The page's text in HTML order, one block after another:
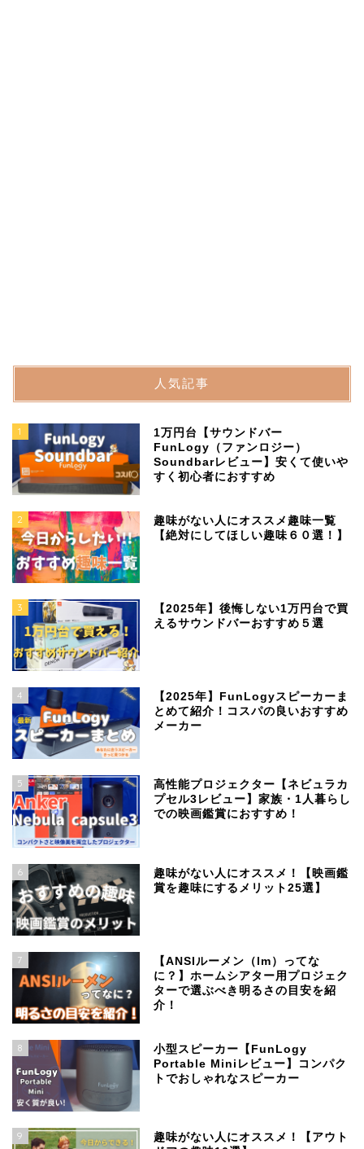
人気記事
1
1万円台【サウンドバー
FunLogy（ファンロジー）
Soundbarレビュー】安くて使いや
すく初心者におすすめ
2
趣味がない人にオススメ趣味一覧
【絶対にしてほしい趣味６０選！】
3
【2025年】後悔しない1万円台で買
えるサウンドバーおすすめ５選
4
【2025年】FunLogyスピーカーま
とめて紹介！コスパの良いおすすめ
メーカー
5
高性能プロジェクター【ネビュラカ
プセル3レビュー】家族・1人暮らし
での映画鑑賞におすすめ！
6
趣味がない人にオススメ！【映画鑑
賞を趣味にするメリット25選】
7
【ANSIルーメン（lm）ってな
に？】ホームシアター用プロジェク
ターで選ぶべき明るさの目安を紹
介！
8
小型スピーカー【FunLogy
Portable Miniレビュー】コンパク
トでおしゃれなスピーカー
9
趣味がない人にオススメ！【アウト